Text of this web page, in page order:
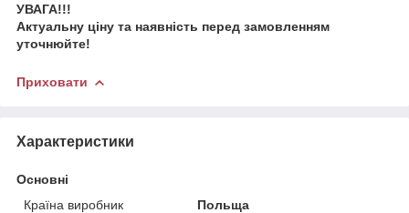
УВАГА!!!
Актуальну ціну та наявність перед замовленням
уточнюйте!
Приховати
Характеристики
Основні
Країна виробник
Польща